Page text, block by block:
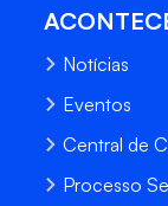
Notícias
Eventos
Central de
Processo